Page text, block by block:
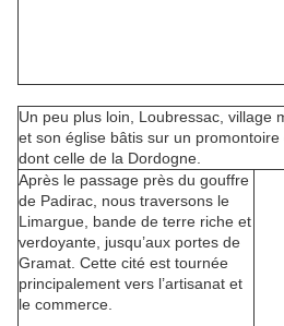
Un peu plus loin, Loubressac, village
et son église bâtis sur un
dont celle de la Dordogne.
Après le passage près du gouffre
de Padirac, nous traversons le
Limargue, bande de terre riche et
verdoyante, jusqu’aux portes de
Gramat. Cette cité est tournée
principalement vers l’artisanat et
le commerce.